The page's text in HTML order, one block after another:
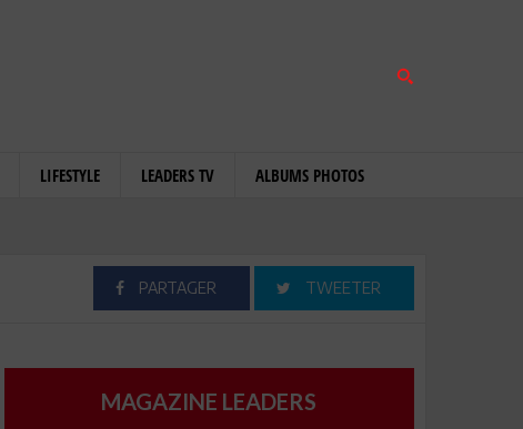
LIFESTYLE LEADERS TV ALBUMS PHOTOS
PARTAGER TWEETER
MAGAZINE LEADERS